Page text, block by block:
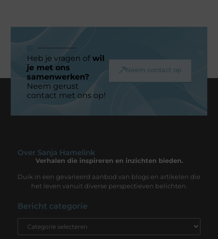
Heb je vragen ofwil
je met ons
samenwerken?
Neem gerust
contact met ons op!
Neem contact op
Over Sanja Hamelink
Verhalen die inspireren en inzichten bieden.
Duik in een gevarieerd aanbod van blogs en artikelen die
het leven vanuit diverse perspectieven belichten.
Bericht categorie